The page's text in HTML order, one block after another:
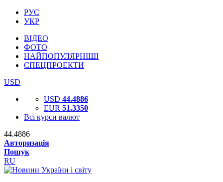
РУС
УКР
ВІДЕО
ФОТО
НАЙПОПУЛЯРНІШІ
СПЕЦПРОЕКТИ
USD
USD 44.4886
EUR 51.3350
Всі курси валют
44.4886
Авторизація
Пошук
RU